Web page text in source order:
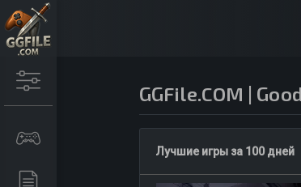
GGFile.COM |
Лучшие игры за 100 дней